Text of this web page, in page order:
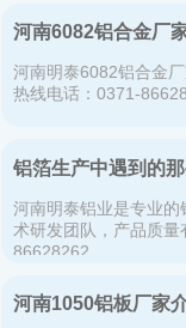
河南6082铝合金厂
河南明泰6082铝合金
热线电话：0371-
铝箔生产中遇到的
河南明泰铝业是专业
术研发团队，产品质量
86628262
河南1050铝板厂家